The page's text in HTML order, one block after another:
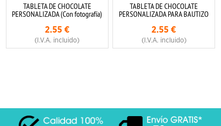
TABLETA DE CHOCOLATE
PERSONALIZADA (Con fotografía)
2.55 €
(I.V.A. incluido)
TABLETA DE CHOCOLATE
PERSONALIZADA PARA BAUTIZO
2.55 €
(I.V.A. incluido)